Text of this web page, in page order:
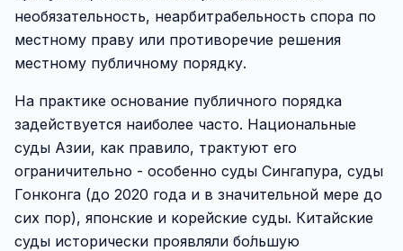
необязательность, неарбитрабельность спора по
местному праву или противоречие решения
местному публичному порядку.
На практике основание публичного порядка
задействуется наиболее часто. Национальные
суды Азии, как правило, трактуют его
ограничительно - особенно суды Сингапура, суды
Гонконга (до 2020 года и в значительной мере до
сих пор), японские и корейские суды. Китайские
суды исторически проявляли бо́льшую